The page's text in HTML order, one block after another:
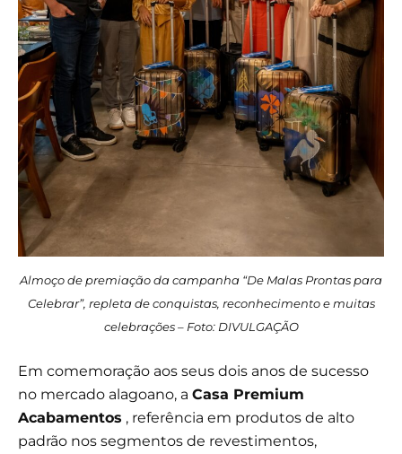
Almoço de premiação da campanha “De Malas Prontas para
Celebrar”, repleta de conquistas, reconhecimento e muitas
celebrações – Foto: DIVULGAÇÃO
Em comemoração aos seus dois anos de sucesso
no mercado alagoano, a Casa Premium
Acabamentos , referência em produtos de alto
padrão nos segmentos de revestimentos,